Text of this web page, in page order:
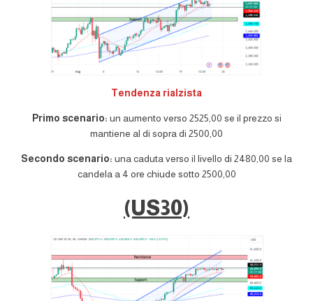
Tendenza rialzista
Primo scenario: un aumento verso 2525,00 se il prezzo si
mantiene al di sopra di 2500,00
Secondo scenario: una caduta verso il livello di 2480,00 se la
candela a 4 ore chiude sotto 2500,00
(US30)